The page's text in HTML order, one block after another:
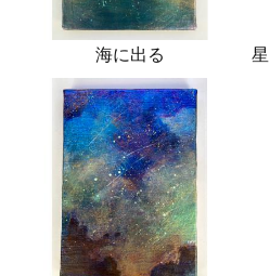
海に出る